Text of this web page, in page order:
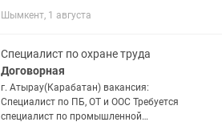
Шымкент, 1 августа
Специалист по охране труда
Договорная
г. Атырау(Карабатан) вакансия:
Специалист по ПБ, ОТ и ООС Требуется
специалист по промышленной